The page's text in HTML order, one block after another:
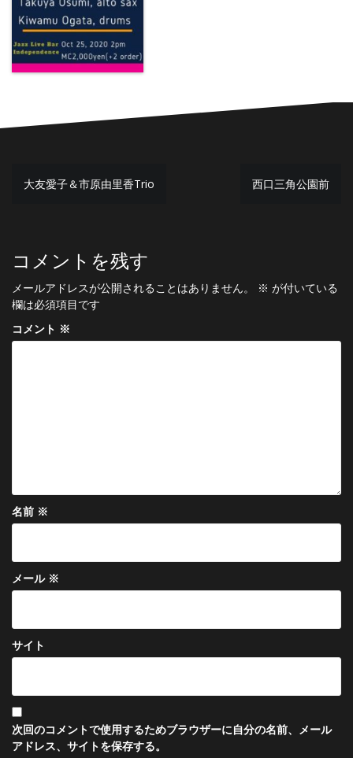
投
ビ
ゲ
ー
シ
大友愛子＆市原由里香Trio 西口三角公園前
コメントを残す
メールアドレスが公開されることはありません。 ※ が付いている
欄は必須項目です
コメント ※
名前 ※
メール ※
サイト
次回のコメントで使用するためブラウザーに自分の名前、メール
アドレス、サイトを保存する。